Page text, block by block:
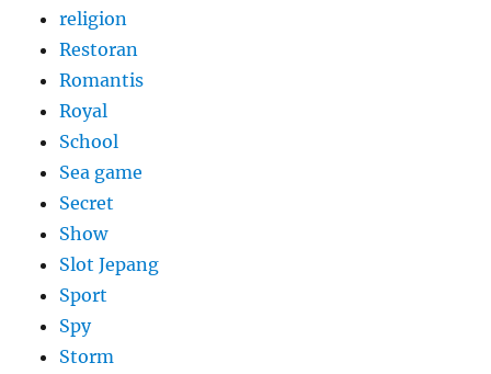
religion
Restoran
Romantis
Royal
School
Sea game
Secret
Show
Slot Jepang
Sport
Spy
Storm